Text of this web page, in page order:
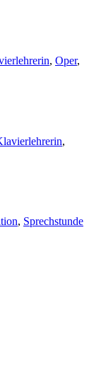
, Oper,
,
, Sprechstunde